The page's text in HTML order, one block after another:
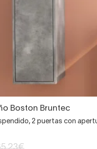
Boston Bruntec
2 puertas con